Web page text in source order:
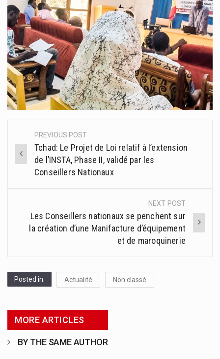
Post
navigation
PREVIOUS POST
Tchad: Le Projet de Loi relatif à l’extension
de l’INSTA, Phase II, validé par les
Conseillers Nationaux
NEXT POST
Les Conseillers nationaux se penchent sur
la création d’une Manifacture d’équipement
et de maroquinerie
Posted in: Actualité Non classé
MORE ARTICLES
BY THE SAME AUTHOR